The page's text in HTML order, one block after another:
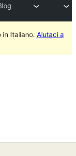
Italiano. Aiutaci a